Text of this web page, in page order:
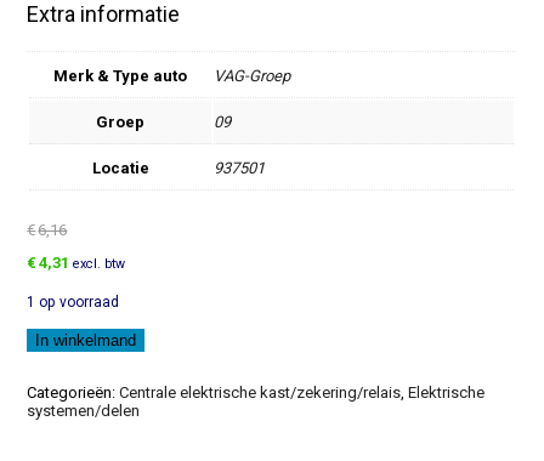
Extra informatie
Merk & Type auto VAG-Groep
Groep 09
Locatie 937501
€6,16
Oorspronkelijke
was:
€6,16.
€4,31 Huidige
is:
€4,31.
excl. btw
1 op voorraad
Steun
aantal
In winkelmand
Categorieën:Centrale elektrische kast/zekering/relais,Elektrische
systemen/delen